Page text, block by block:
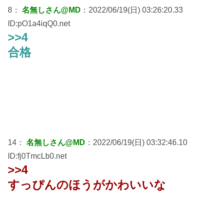
8： 名無しさん@MD ：2022/06/19(日) 03:26:20.33
ID:pO1a4iqQ0.net
>>4
合格
14： 名無しさん@MD ：2022/06/19(日) 03:32:46.10
ID:fj0TmcLb0.net
>>4
すっぴんのほうがかわいいな